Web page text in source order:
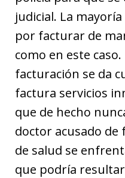
judicial. La
por facturar de
como en este
facturación se da
factura servicios
que de hecho
doctor acusado de
de salud se
que podría